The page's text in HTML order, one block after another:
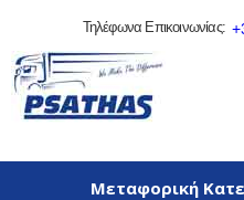
Τηλέφωνα Επικοινωνίας:
Μεταφορική